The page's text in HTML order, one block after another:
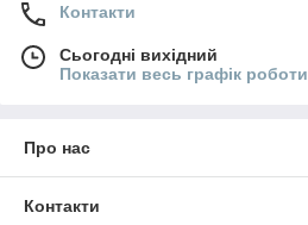
Контакти
Сьогодні вихідний
Показати весь графік роботи
Про нас
Контакти